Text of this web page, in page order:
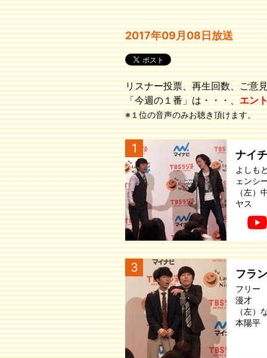
2017年09月08日放送
リスナー投票、再生回数、ご意
「今週の１番」は・・・、エン
※１位の音声のみお聴き頂けます。
1 ナイ
よしも
ェンシ
（左
ヤス
3 フラ
フリー
漫才
（左
本陽平